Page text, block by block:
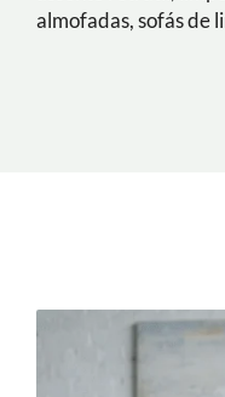
almofadas, sofás de